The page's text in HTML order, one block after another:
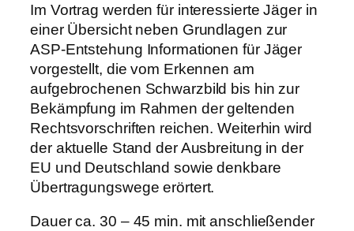
Im Vortrag werden für interessierte Jäger in
einer Übersicht neben Grundlagen zur
ASP-Entstehung Informationen für Jäger
vorgestellt, die vom Erkennen am
aufgebrochenen Schwarzbild bis hin zur
Bekämpfung im Rahmen der geltenden
Rechtsvorschriften reichen. Weiterhin wird
der aktuelle Stand der Ausbreitung in der
EU und Deutschland sowie denkbare
Übertragungswege erörtert.
Dauer ca. 30 – 45 min. mit anschließender